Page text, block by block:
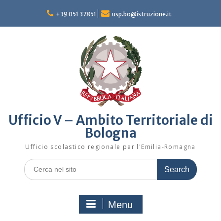
content
+39 051 37851 usp.bo@istruzione.it
Ufficio V – Ambito Territoriale di
Bologna
Ufficio scolastico regionale per l'Emilia-Romagna
Search
for:
Menu